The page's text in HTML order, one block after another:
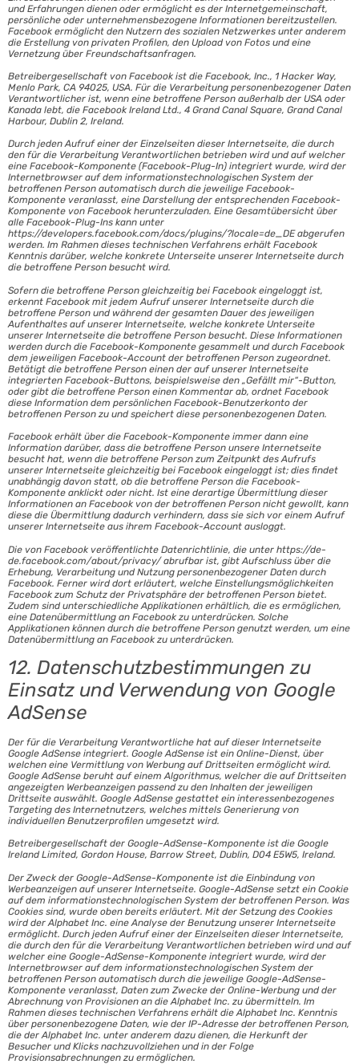
und Erfahrungen dienen oder ermöglicht es der Internetgemeinschaft,
persönliche oder unternehmensbezogene Informationen bereitzustellen.
Facebook ermöglicht den Nutzern des sozialen Netzwerkes unter anderem
die Erstellung von privaten Profilen, den Upload von Fotos und eine
Vernetzung über Freundschaftsanfragen.
Betreibergesellschaft von Facebook ist die Facebook, Inc., 1 Hacker Way,
Menlo Park, CA 94025, USA. Für die Verarbeitung personenbezogener Daten
Verantwortlicher ist, wenn eine betroffene Person außerhalb der USA oder
Kanada lebt, die Facebook Ireland Ltd., 4 Grand Canal Square, Grand Canal
Harbour, Dublin 2, Ireland.
Durch jeden Aufruf einer der Einzelseiten dieser Internetseite, die durch
den für die Verarbeitung Verantwortlichen betrieben wird und auf welcher
eine Facebook-Komponente (Facebook-Plug-In) integriert wurde, wird der
Internetbrowser auf dem informationstechnologischen System der
betroffenen Person automatisch durch die jeweilige Facebook-
Komponente veranlasst, eine Darstellung der entsprechenden Facebook-
Komponente von Facebook herunterzuladen. Eine Gesamtübersicht über
alle Facebook-Plug-Ins kann unter
https://developers.facebook.com/docs/plugins/?locale=de_DE abgerufen
werden. Im Rahmen dieses technischen Verfahrens erhält Facebook
Kenntnis darüber, welche konkrete Unterseite unserer Internetseite durch
die betroffene Person besucht wird.
Sofern die betroffene Person gleichzeitig bei Facebook eingeloggt ist,
erkennt Facebook mit jedem Aufruf unserer Internetseite durch die
betroffene Person und während der gesamten Dauer des jeweiligen
Aufenthaltes auf unserer Internetseite, welche konkrete Unterseite
unserer Internetseite die betroffene Person besucht. Diese Informationen
werden durch die Facebook-Komponente gesammelt und durch Facebook
dem jeweiligen Facebook-Account der betroffenen Person zugeordnet.
Betätigt die betroffene Person einen der auf unserer Internetseite
integrierten Facebook-Buttons, beispielsweise den „Gefällt mir“-Button,
oder gibt die betroffene Person einen Kommentar ab, ordnet Facebook
diese Information dem persönlichen Facebook-Benutzerkonto der
betroffenen Person zu und speichert diese personenbezogenen Daten.
Facebook erhält über die Facebook-Komponente immer dann eine
Information darüber, dass die betroffene Person unsere Internetseite
besucht hat, wenn die betroffene Person zum Zeitpunkt des Aufrufs
unserer Internetseite gleichzeitig bei Facebook eingeloggt ist; dies findet
unabhängig davon statt, ob die betroffene Person die Facebook-
Komponente anklickt oder nicht. Ist eine derartige Übermittlung dieser
Informationen an Facebook von der betroffenen Person nicht gewollt, kann
diese die Übermittlung dadurch verhindern, dass sie sich vor einem Aufruf
unserer Internetseite aus ihrem Facebook-Account ausloggt.
Die von Facebook veröffentlichte Datenrichtlinie, die unter https://de-
de.facebook.com/about/privacy/ abrufbar ist, gibt Aufschluss über die
Erhebung, Verarbeitung und Nutzung personenbezogener Daten durch
Facebook. Ferner wird dort erläutert, welche Einstellungsmöglichkeiten
Facebook zum Schutz der Privatsphäre der betroffenen Person bietet.
Zudem sind unterschiedliche Applikationen erhältlich, die es ermöglichen,
eine Datenübermittlung an Facebook zu unterdrücken. Solche
Applikationen können durch die betroffene Person genutzt werden, um eine
Datenübermittlung an Facebook zu unterdrücken.
12. Datenschutzbestimmungen zu
Einsatz und Verwendung von Google
AdSense
Der für die Verarbeitung Verantwortliche hat auf dieser Internetseite
Google AdSense integriert. Google AdSense ist ein Online-Dienst, über
welchen eine Vermittlung von Werbung auf Drittseiten ermöglicht wird.
Google AdSense beruht auf einem Algorithmus, welcher die auf Drittseiten
angezeigten Werbeanzeigen passend zu den Inhalten der jeweiligen
Drittseite auswählt. Google AdSense gestattet ein interessenbezogenes
Targeting des Internetnutzers, welches mittels Generierung von
individuellen Benutzerprofilen umgesetzt wird.
Betreibergesellschaft der Google-AdSense-Komponente ist die Google
Ireland Limited, Gordon House, Barrow Street, Dublin, D04 E5W5, Ireland.
Der Zweck der Google-AdSense-Komponente ist die Einbindung von
Werbeanzeigen auf unserer Internetseite. Google-AdSense setzt ein Cookie
auf dem informationstechnologischen System der betroffenen Person. Was
Cookies sind, wurde oben bereits erläutert. Mit der Setzung des Cookies
wird der Alphabet Inc. eine Analyse der Benutzung unserer Internetseite
ermöglicht. Durch jeden Aufruf einer der Einzelseiten dieser Internetseite,
die durch den für die Verarbeitung Verantwortlichen betrieben wird und auf
welcher eine Google-AdSense-Komponente integriert wurde, wird der
Internetbrowser auf dem informationstechnologischen System der
betroffenen Person automatisch durch die jeweilige Google-AdSense-
Komponente veranlasst, Daten zum Zwecke der Online-Werbung und der
Abrechnung von Provisionen an die Alphabet Inc. zu übermitteln. Im
Rahmen dieses technischen Verfahrens erhält die Alphabet Inc. Kenntnis
über personenbezogene Daten, wie der IP-Adresse der betroffenen Person,
die der Alphabet Inc. unter anderem dazu dienen, die Herkunft der
Besucher und Klicks nachzuvollziehen und in der Folge
Provisionsabrechnungen zu ermöglichen.